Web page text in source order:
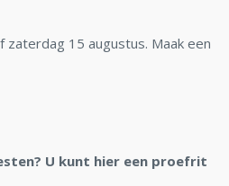
zaterdag 15 augustus. Maak een
U kunt hier een proefrit